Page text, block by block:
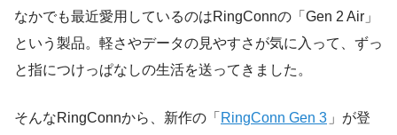
なかでも最近愛用しているのはRingConnの「Gen 2 Air」
という製品。軽さやデータの見やすさが気に入って、ずっ
と指につけっぱなしの生活を送ってきました。
そんなRingConnから、新作の「 RingConn Gen 3 」が登